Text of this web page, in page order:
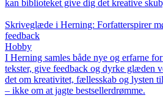
kan biblioteket give dig det kreative
Skriveglæde i Herning: Forfatterspirer
feedback
Hobby
I Herning samles både nye og erfarne
tekster, give feedback og dyrke glæden
det om kreativitet, fællesskab og lysten
– ikke om at jagte bestsellerdrømme.